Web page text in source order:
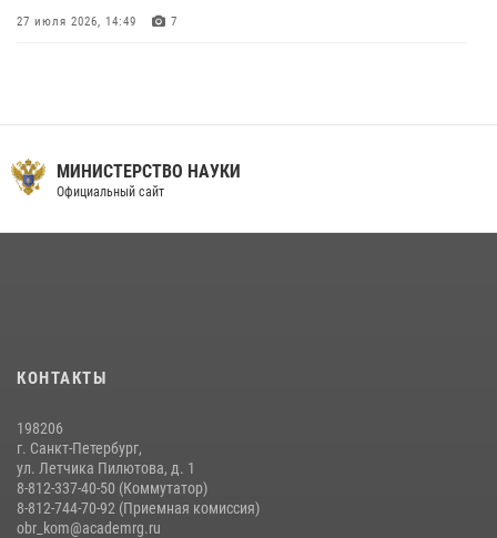
27 июля 2026, 14:49 7
14 июля 2026, 14:15 9
МИНИСТЕРСТВО НАУКИ
Официальный сайт
КОНТАКТЫ
198206
г. Санкт-Петербург,
ул. Летчика Пилютова, д. 1
8-812-337-40-50 (Коммутатор)
8-812-744-70-92 (Приемная комиссия)
obr_kom@academrg.ru